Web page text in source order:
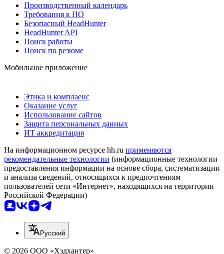
Производственный календарь
Требования к ПО
Безопасный HeadHunter
HeadHunter API
Поиск работы
Поиск по резюме
Мобильное приложение
Этика и комплаенс
Оказание услуг
Использование сайтов
Защита персональных данных
ИТ аккредитация
На информационном ресурсе hh.ru применяются
рекомендательные технологии (информационные технологии
предоставления информации на основе сбора, систематизации
и анализа сведений, относящихся к предпочтениям
пользователей сети «Интернет», находящихся на территории
Российской Федерации)
Русский
© 2026 ООО «Хэдхантер»